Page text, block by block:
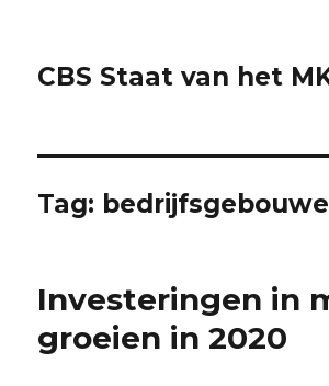
CBS Staat van het
Tag:
Investeringen in
groeien in 2020